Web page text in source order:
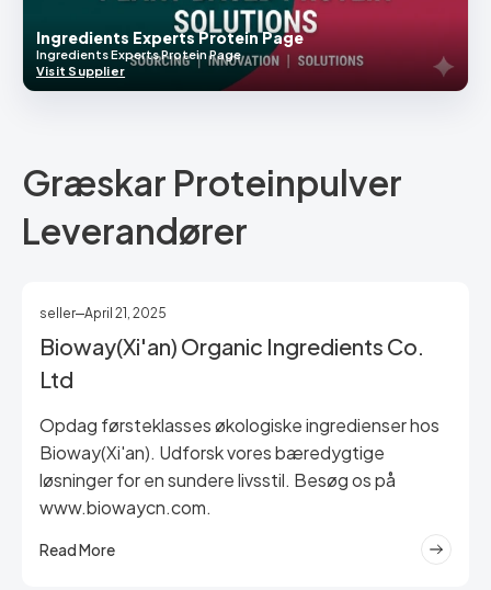
Ingredients Experts Protein Page
Ingredients Experts Protein Page
Visit Supplier
Græskar Proteinpulver
Leverandører
seller April 21, 2025
Bioway(Xi'an) Organic Ingredients Co.
Ltd
Opdag førsteklasses økologiske ingredienser hos
Bioway(Xi'an). Udforsk vores bæredygtige
løsninger for en sundere livsstil. Besøg os på
www.biowaycn.com.
Read More